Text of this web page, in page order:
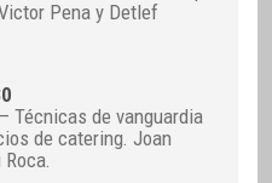
Pena y Detlef
Técnicas de vanguardia
de catering. Joan